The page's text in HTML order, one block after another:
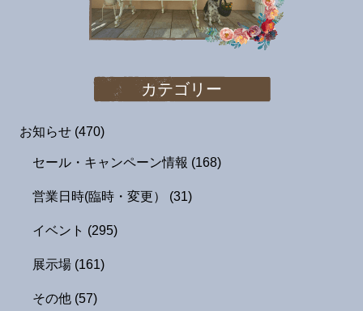
カテゴリー
お知らせ (470)
セール・キャンペーン情報 (168)
営業日時(臨時・変更） (31)
イベント (295)
展示場 (161)
その他 (57)